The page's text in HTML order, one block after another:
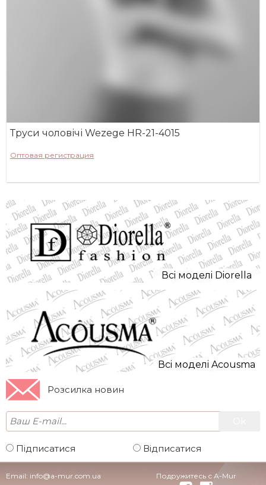
Труси чоловічі Wezege HR-21-4015
Оптовая регистрация
Всi моделi Diorella
Всi моделi Acousma
Розсилка новин
Підписатися Відписатися
Email: info@a-mur.com.ua Подружитесь с A-Mur